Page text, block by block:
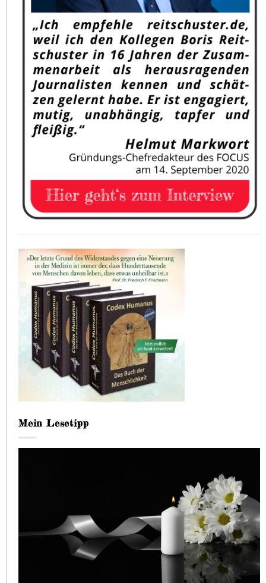
Mein Lesetipp